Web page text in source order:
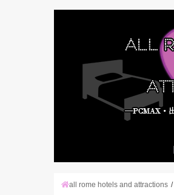
all rome hotels and attractions